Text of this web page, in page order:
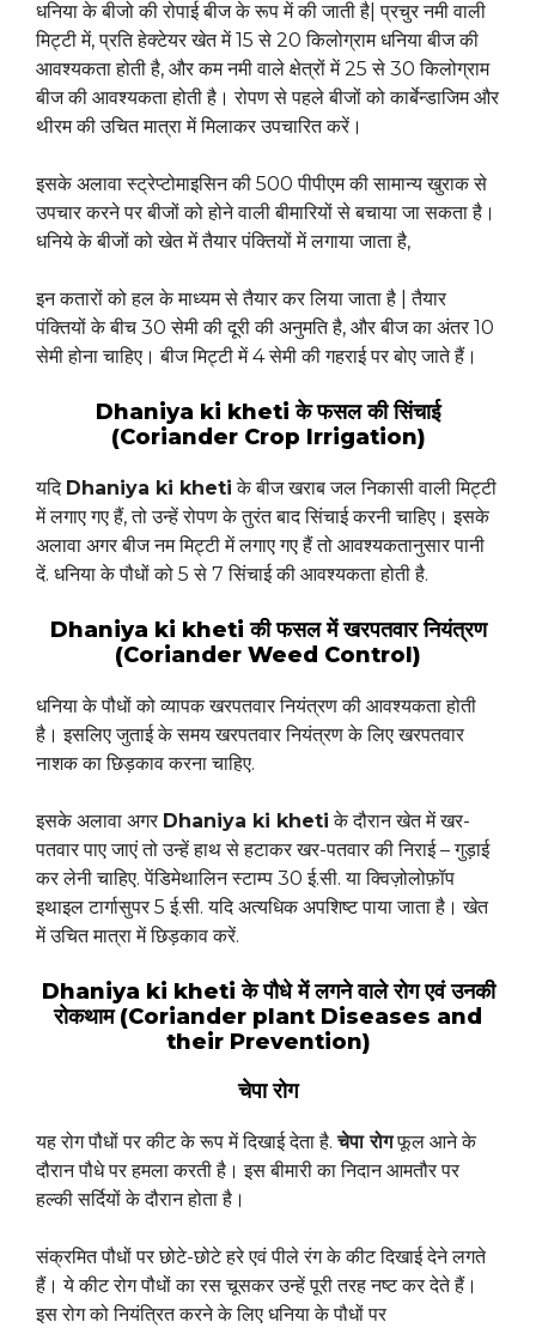
धनिया के बीजो की रोपाई बीज के रूप में की जाती है| प्रचुर नमी वाली
मिट्टी में, प्रति हेक्टेयर खेत में 15 से 20 किलोग्राम धनिया बीज की
आवश्यकता होती है, और कम नमी वाले क्षेत्रों में 25 से 30 किलोग्राम
बीज की आवश्यकता होती है। रोपण से पहले बीजों को कार्बेन्डाजिम और
थीरम की उचित मात्रा में मिलाकर उपचारित करें।
इसके अलावा स्ट्रेप्टोमाइसिन की 500 पीपीएम की सामान्य खुराक से
उपचार करने पर बीजों को होने वाली बीमारियों से बचाया जा सकता है।
धनिये के बीजों को खेत में तैयार पंक्तियों में लगाया जाता है,
इन कतारों को हल के माध्यम से तैयार कर लिया जाता है | तैयार
पंक्तियों के बीच 30 सेमी की दूरी की अनुमति है, और बीज का अंतर 10
सेमी होना चाहिए। बीज मिट्टी में 4 सेमी की गहराई पर बोए जाते हैं।
Dhaniya ki kheti के फसल की सिंचाई
(Coriander Crop Irrigation)
यदि Dhaniya ki kheti के बीज खराब जल निकासी वाली मिट्टी
में लगाए गए हैं, तो उन्हें रोपण के तुरंत बाद सिंचाई करनी चाहिए। इसके
अलावा अगर बीज नम मिट्टी में लगाए गए हैं तो आवश्यकतानुसार पानी
दें. धनिया के पौधों को 5 से 7 सिंचाई की आवश्यकता होती है.
Dhaniya ki kheti की फसल में खरपतवार नियंत्रण
(Coriander Weed Control)
धनिया के पौधों को व्यापक खरपतवार नियंत्रण की आवश्यकता होती
है। इसलिए जुताई के समय खरपतवार नियंत्रण के लिए खरपतवार
नाशक का छिड़काव करना चाहिए.
इसके अलावा अगर Dhaniya ki kheti के दौरान खेत में खर-
पतवार पाए जाएं तो उन्हें हाथ से हटाकर खर-पतवार की निराई – गुड़ाई
कर लेनी चाहिए. पेंडिमेथालिन स्टाम्प 30 ई.सी. या क्विज़ोलोफ़ॉप
इथाइल टार्गासुपर 5 ई.सी. यदि अत्यधिक अपशिष्ट पाया जाता है। खेत
में उचित मात्रा में छिड़काव करें.
Dhaniya ki kheti के पौधे में लगने वाले रोग एवं उनकी
रोकथाम (Coriander plant Diseases and
their Prevention)
चेपा रोग
यह रोग पौधों पर कीट के रूप में दिखाई देता है.चेपा रोगफूल आने के
दौरान पौधे पर हमला करती है। इस बीमारी का निदान आमतौर पर
हल्की सर्दियों के दौरान होता है।
संक्रमित पौधों पर छोटे-छोटे हरे एवं पीले रंग के कीट दिखाई देने लगते
हैं। ये कीट रोग पौधों का रस चूसकर उन्हें पूरी तरह नष्ट कर देते हैं।
इस रोग को नियंत्रित करने के लिए धनिया के पौधों पर